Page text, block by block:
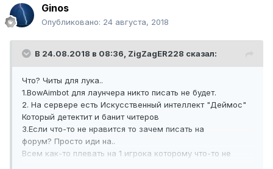
Ginos
Опубликовано: 24 августа, 2018
В 24.08.2018 в 08:36, ZigZagER228 сказал:
Что? Читы для лука..
1.BowAimbot для лаунчера никто писать не будет.
2. На сервере есть Искусственный интеллект "Деймос"
Который детектит и банит читеров
3.Если что-то не нравится то зачем писать на
форум? Просто иди на..
Всем как-то плевать на 1 игрока которому что-то не